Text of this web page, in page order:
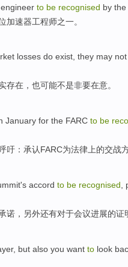
engineer to be recognised by the
加速器工程师之一。
losses do exist, they may not
存在 ， 也可能不是非要在意。
January for the FARC to be
吁 ： 承认FARC为法律上的交战方
accord to be recognised
诺 ， 另外还有对于会议进展的证
, but also you want to look